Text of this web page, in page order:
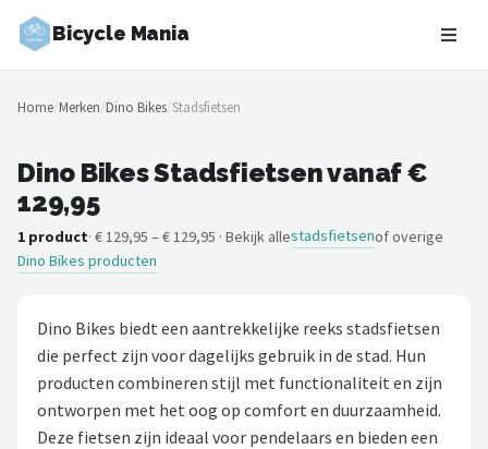
Bicycle Mania
Zoeken
NAVIGATIE
Merken
Blog
Kinderfietsen
Stadsfietsen
Home/Merken/Dino Bikes/Stadsfietsen
Dino Bikes Stadsfietsen vanaf €
129,95
1 product· € 129,95 – € 129,95 · Bekijk allestadsfietsenof overige
Dino Bikes producten
Dino Bikes biedt een aantrekkelijke reeks stadsfietsen
die perfect zijn voor dagelijks gebruik in de stad. Hun
producten combineren stijl met functionaliteit en zijn
ontworpen met het oog op comfort en duurzaamheid.
Deze fietsen zijn ideaal voor pendelaars en bieden een